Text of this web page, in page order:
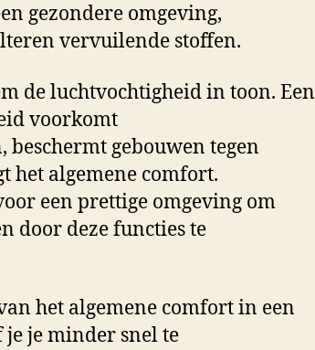
gezondere omgeving,
vervuilende stoffen.
de luchtvochtigheid in toon. Een
voorkomt
gebouwen tegen
het algemene comfort.
een prettige omgeving om
door deze functies te
het algemene comfort in een
je minder snel te